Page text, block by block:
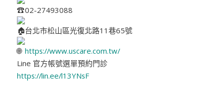
02-27493088
台北市松山區光復北路11巷65號
https://www.uscare.com.tw/
Line 官方帳號選單預約門診
https://lin.ee/l13YNsF